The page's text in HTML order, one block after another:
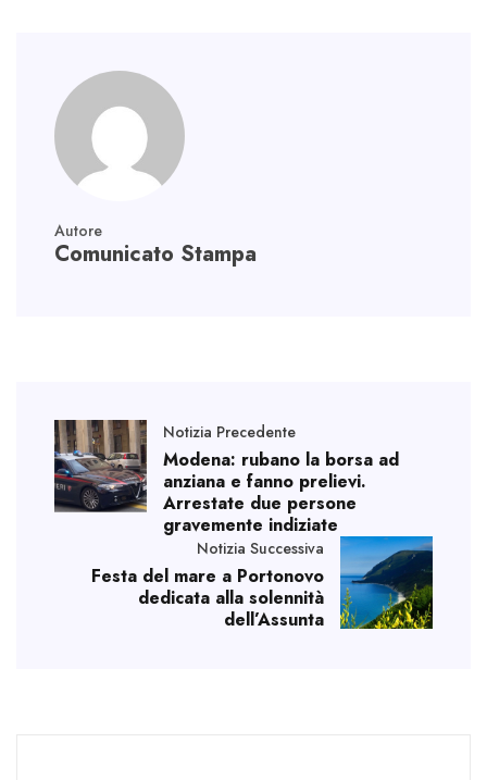
Autore
Comunicato Stampa
Notizia Precedente
Modena: rubano la borsa ad
anziana e fanno prelievi.
Arrestate due persone
gravemente indiziate
Notizia Successiva
Festa del mare a Portonovo
dedicata alla solennità
dell’Assunta